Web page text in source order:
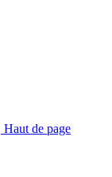
Haut de page